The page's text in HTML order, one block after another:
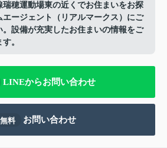
瑞穂運動場東の近くでお住まいをお探
エージェント（リアルマークス）にご
。設備が充実したお住まいの情報をご
。
LINEからお問い合わせ
無料 お問い合わせ